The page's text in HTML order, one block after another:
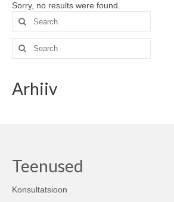
Sorry, no results were found.
Search
for:
Search
for:
Arhiiv
Teenused
Konsultatsioon